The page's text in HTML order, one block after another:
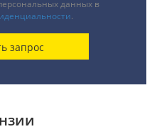
данных в
.